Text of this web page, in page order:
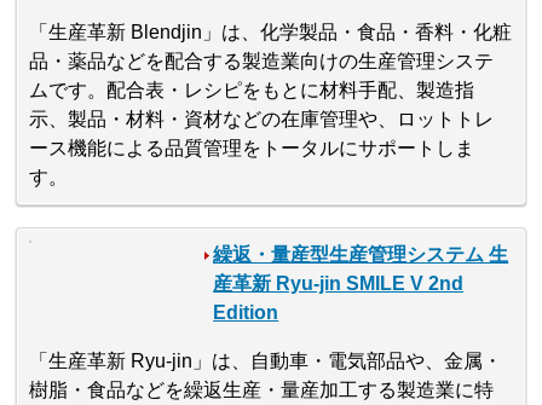
「生産革新 Blendjin」は、化学製品・食品・香料・化粧
品・薬品などを配合する製造業向けの生産管理システ
ムです。配合表・レシピをもとに材料手配、製造指
示、製品・材料・資材などの在庫管理や、ロットトレ
ース機能による品質管理をトータルにサポートしま
す。
繰返・量産型生産管理システム 生
産革新 Ryu-jin SMILE V 2nd
Edition
「生産革新 Ryu-jin」は、自動車・電気部品や、金属・
樹脂・食品などを繰返生産・量産加工する製造業に特